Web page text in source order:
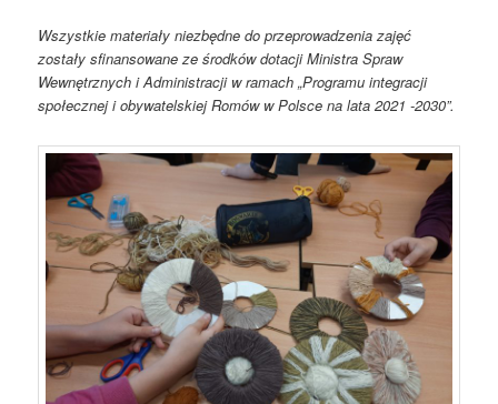
Wszystkie materiały niezbędne do przeprowadzenia zajęć
zostały sfinansowane ze środków dotacji Ministra Spraw
Wewnętrznych i Administracji w ramach „Programu integracji
społecznej i obywatelskiej Romów w Polsce na lata 2021 -2030”.